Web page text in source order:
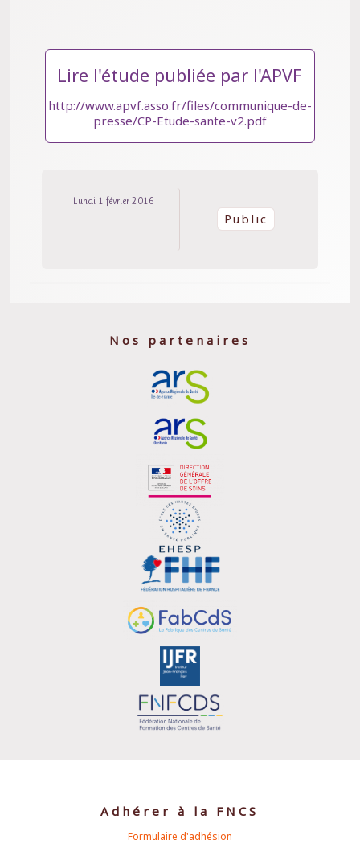
Lire l'étude publiée par l'APVF
http://www.apvf.asso.fr/files/communique-de-
presse/CP-Etude-sante-v2.pdf
Lundi 1 février 2016
Public
Nos partenaires
Adhérer à la FNCS
Formulaire d'adhésion